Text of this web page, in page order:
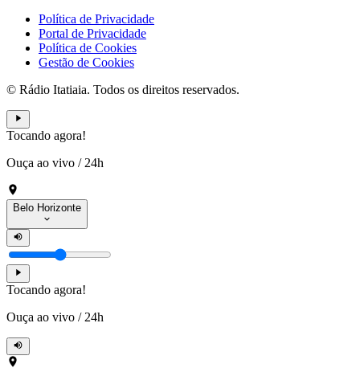
Política de Privacidade
Portal de Privacidade
Política de Cookies
Gestão de Cookies
© Rádio Itatiaia. Todos os direitos reservados.
Tocando agora!
Ouça ao vivo / 24h
Belo Horizonte
Tocando agora!
Ouça ao vivo / 24h